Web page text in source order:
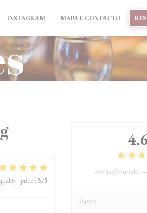
INSTAGRAM((ABRE NUMA NOVA JANELA))
((ABRE NUMA NOVA JANELA))
MAPA E CONTACTO
: 5/5
Avaliação média —
Apoio